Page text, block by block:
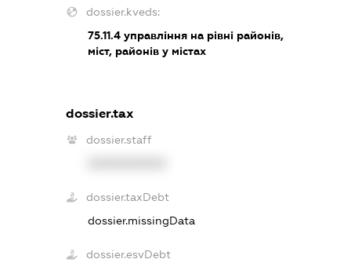
dossier.kveds:
75.11.4 управління на рівні районів,
міст, районів у містах
dossier.tax
dossier.staff
dossier.taxDebt
dossier.missingData
dossier.esvDebt